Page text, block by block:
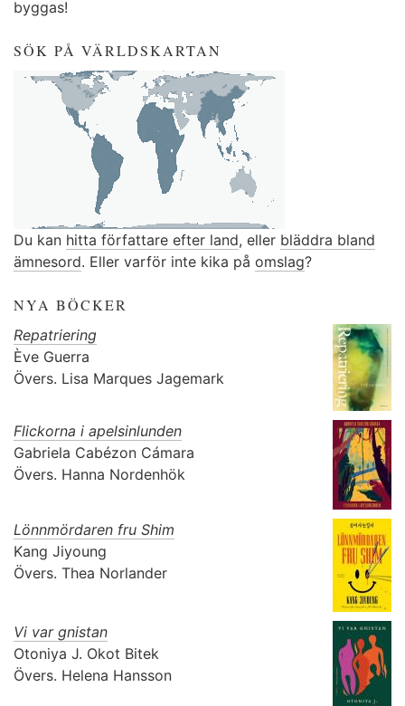
byggas!
SÖK PÅ VÄRLDSKARTAN
Du kan hitta författare efter land, eller bläddra bland
ämnesord. Eller varför inte kika på omslag?
NYA BÖCKER
Repatriering
Ève Guerra
Övers. Lisa Marques Jagemark
Flickorna i apelsinlunden
Gabriela Cabézon Cámara
Övers. Hanna Nordenhök
Lönnmördaren fru Shim
Kang Jiyoung
Övers. Thea Norlander
Vi var gnistan
Otoniya J. Okot Bitek
Övers. Helena Hansson